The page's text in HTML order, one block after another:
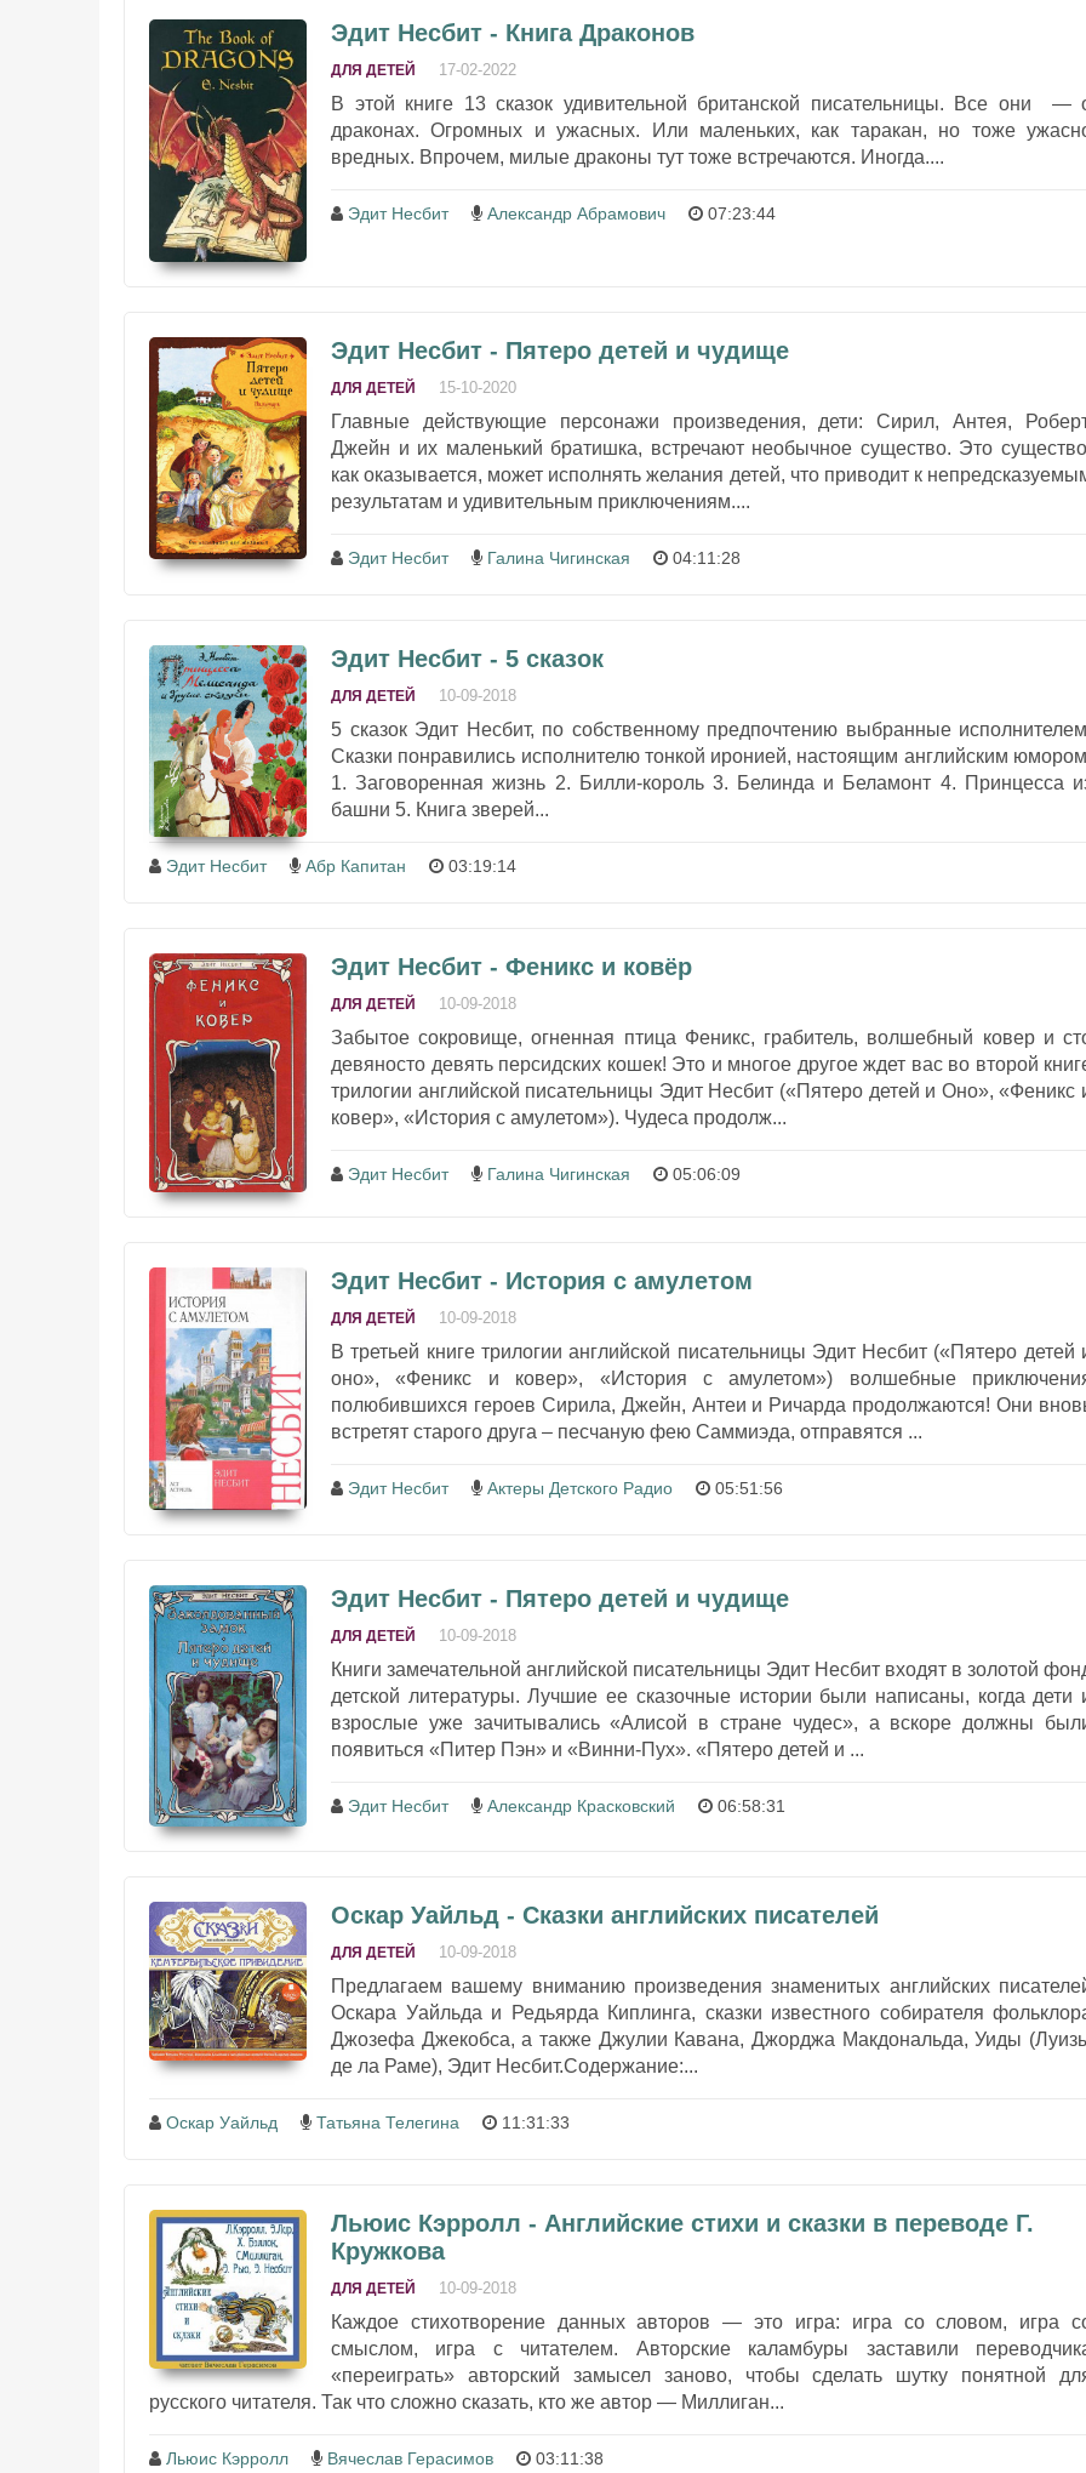
Эдит Несбит - Книга Драконов
ДЛЯ ДЕТЕЙ 17-02-2022
В этой книге 13 сказок удивительной британской писательницы. Все они —
драконах. Огромных и ужасных. Или маленьких, как таракан, но тоже
вредных. Впрочем, милые драконы тут тоже встречаются. Иногда....
Эдит Несбит Александр Абрамович 07:23:44
Эдит Несбит - Пятеро детей и чудище
ДЛЯ ДЕТЕЙ 15-10-2020
Главные действующие персонажи произведения, дети: Сирил, Антея,
Джейн и их маленький братишка, встречают необычное существо. Это
как оказывается, может исполнять желания детей, что приводит к
результатам и удивительным приключениям....
Эдит Несбит Галина Чигинская 04:11:28
Эдит Несбит - 5 сказок
ДЛЯ ДЕТЕЙ 10-09-2018
5 сказок Эдит Несбит, по собственному предпочтению выбранные
Сказки понравились исполнителю тонкой иронией, настоящим английским
1. Заговоренная жизнь 2. Билли-король 3. Белинда и Беламонт 4. Принцесса
башни 5. Книга зверей...
Эдит Несбит Абр Капитан 03:19:14
Эдит Несбит - Феникс и ковёр
ДЛЯ ДЕТЕЙ 10-09-2018
Забытое сокровище, огненная птица Феникс, грабитель, волшебный ковер и
девяносто девять персидских кошек! Это и многое другое ждет вас во второй
трилогии английской писательницы Эдит Несбит («Пятеро детей и Оно», «Феникс
ковер», «История с амулетом»). Чудеса продолж...
Эдит Несбит Галина Чигинская 05:06:09
Эдит Несбит - История с амулетом
ДЛЯ ДЕТЕЙ 10-09-2018
В третьей книге трилогии английской писательницы Эдит Несбит («Пятеро детей
оно», «Феникс и ковер», «История с амулетом») волшебные
полюбившихся героев Сирила, Джейн, Антеи и Ричарда продолжаются! Они
встретят старого друга – песчаную фею Саммиэда, отправятся ...
Эдит Несбит Актеры Детского Радио 05:51:56
Эдит Несбит - Пятеро детей и чудище
ДЛЯ ДЕТЕЙ 10-09-2018
Книги замечательной английской писательницы Эдит Несбит входят в золотой
детской литературы. Лучшие ее сказочные истории были написаны, когда дети
взрослые уже зачитывались «Алисой в стране чудес», а вскоре должны
появиться «Питер Пэн» и «Винни-Пух». «Пятеро детей и ...
Эдит Несбит Александр Красковский 06:58:31
Оскар Уайльд - Сказки английских писателей
ДЛЯ ДЕТЕЙ 10-09-2018
Предлагаем вашему вниманию произведения знаменитых английских
Оскара Уайльда и Редьярда Киплинга, сказки известного собирателя
Джозефа Джекобса, а также Джулии Кавана, Джорджа Макдональда, Уиды
де ла Раме), Эдит Несбит.Содержание:...
Оскар Уайльд Татьяна Телегина 11:31:33
Льюис Кэрролл - Английские стихи и сказки в переводе Г.
Кружкова
ДЛЯ ДЕТЕЙ 10-09-2018
Каждое стихотворение данных авторов — это игра: игра со словом, игра
смыслом, игра с читателем. Авторские каламбуры заставили
«переиграть» авторский замысел заново, чтобы сделать шутку понятной
русского читателя. Так что сложно сказать, кто же автор — Миллиган...
Льюис Кэрролл Вячеслав Герасимов 03:11:38